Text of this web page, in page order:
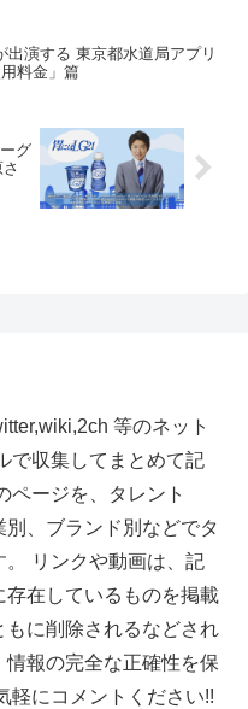
出演する 東京都水道局アプリ
料金」篇
グ
等のネット
で収集してまとめて記
ページを、タレント
別、ブランド別などでタ
リンクや動画は、記
在しているものを掲載
もに削除されるなどされ
報の完全な正確性を保
軽にコメントください!!